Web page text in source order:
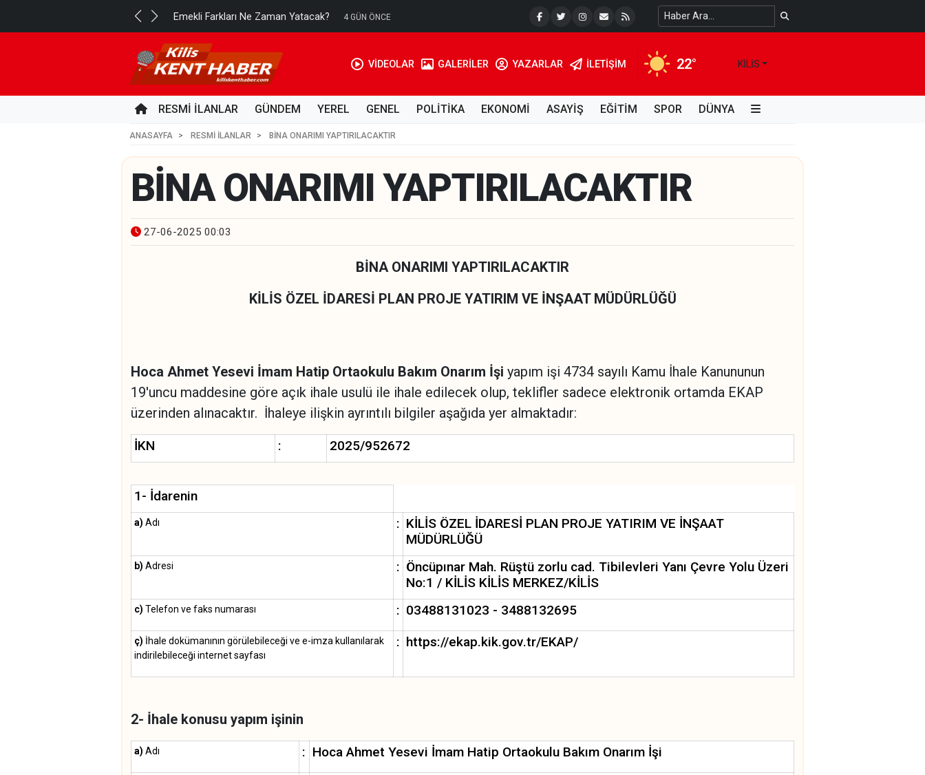
Emekli Farkları Ne Zaman Yatacak? 4 GÜN ÖNCE Su Kuyusu Temiz Suya Erişimde Kalıcı Bir Çözüm
VİDEOLAR GALERİLER YAZARLAR İLETIŞIM 22° KILIS
RESMİ İLANLAR GÜNDEM YEREL GENEL POLİTİKA EKONOMİ ASAYİŞ EĞİTİM SPOR DÜNYA
ANASAYFA RESMİ İLANLAR BİNA ONARIMI YAPTIRILACAKTIR
BİNA ONARIMI YAPTIRILACAKTIR
27-06-2025 00:03
BİNA ONARIMI YAPTIRILACAKTIR
KİLİS ÖZEL İDARESİ PLAN PROJE YATIRIM VE İNŞAAT MÜDÜRLÜĞÜ
Hoca Ahmet Yesevi İmam Hatip Ortaokulu Bakım Onarım İşi yapım işi 4734 sayılı Kamu İhale Kanununun
19'uncu maddesine göre açık ihale usulü ile ihale edilecek olup, teklifler sadece elektronik ortamda EKAP
üzerinden alınacaktır. İhaleye ilişkin ayrıntılı bilgiler aşağıda yer almaktadır:
İKN : 2025/952672
1- İdarenin
a) Adı : KİLİS ÖZEL İDARESİ PLAN PROJE YATIRIM VE İNŞAAT
MÜDÜRLÜĞÜ
b) Adresi : Öncüpınar Mah. Rüştü zorlu cad. Tibilevleri Yanı Çevre Yolu Üzeri
No:1 / KİLİS KİLİS MERKEZ/KİLİS
c) Telefon ve faks numarası : 03488131023 - 3488132695
ç) İhale dokümanının görülebileceği ve e-imza kullanılarak
indirilebileceği internet sayfası
: https://ekap.kik.gov.tr/EKAP/
2- İhale konusu yapım işinin
a) Adı : Hoca Ahmet Yesevi İmam Hatip Ortaokulu Bakım Onarım İşi